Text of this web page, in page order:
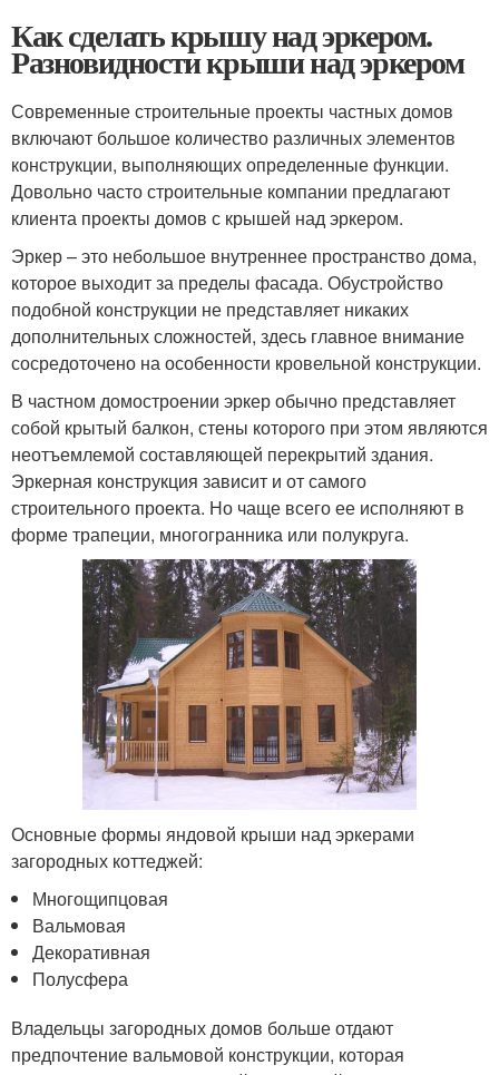
Как сделать крышу над эркером.
Разновидности крыши над эркером
Современные строительные проекты частных домов
включают большое количество различных элементов
конструкции, выполняющих определенные функции.
Довольно часто строительные компании предлагают
клиента проекты домов с крышей над эркером.
Эркер – это небольшое внутреннее пространство дома,
которое выходит за пределы фасада. Обустройство
подобной конструкции не представляет никаких
дополнительных сложностей, здесь главное внимание
сосредоточено на особенности кровельной конструкции.
В частном домостроении эркер обычно представляет
собой крытый балкон, стены которого при этом являются
неотъемлемой составляющей перекрытий здания.
Эркерная конструкция зависит и от самого
строительного проекта. Но чаще всего ее исполняют в
форме трапеции, многогранника или полукруга.
Основные формы яндовой крыши над эркерами
загородных коттеджей:
Многощипцовая
Вальмовая
Декоративная
Полусфера
Владельцы загородных домов больше отдают
предпочтение вальмовой конструкции, которая